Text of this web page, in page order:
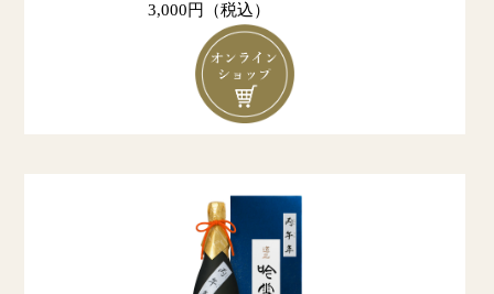
3,000円（税込）